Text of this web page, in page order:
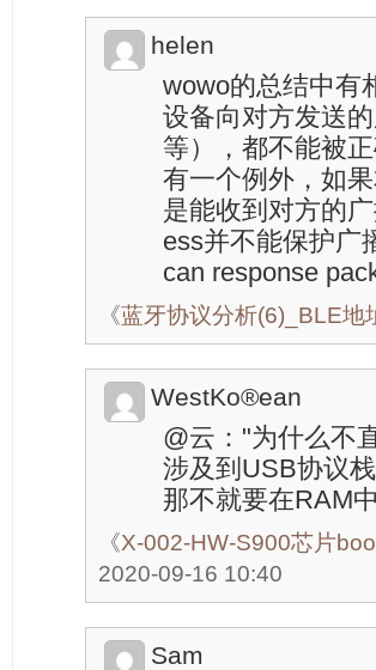
helen
wowo的总结中有
设备向对方发送
等），都不能被
有一个例外，如
是能收到对方的
ess并不能保护广
can response
《蓝牙协议分析(6)_BLE地
WestKo®ean
@云："为什么不
涉及到USB协议
那不就要在RAM
《X-002-HW-S900芯片
2020-09-16 10:40
Sam